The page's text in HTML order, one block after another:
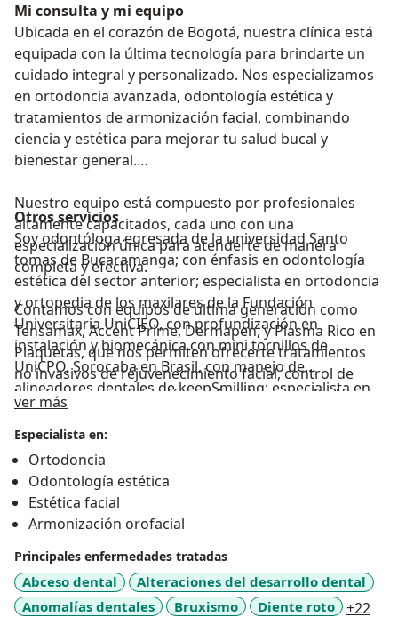
Mi consulta y mi equipo
Ubicada en el corazón de Bogotá, nuestra clínica está
equipada con la última tecnología para brindarte un
cuidado integral y personalizado. Nos especializamos
en ortodoncia avanzada, odontología estética y
tratamientos de armonización facial, combinando
ciencia y estética para mejorar tu salud bucal y
bienestar general.
Nuestro equipo está compuesto por profesionales
altamente capacitados, cada uno con una
especialización única para atenderte de manera
completa y efectiva.
Contamos con equipos de última generación como
Tensamax, Accent Prime, Dermapen, y Plasma Rico en
Plaquetas, que nos permiten ofrecerte tratamientos
no invasivos de rejuvenecimiento facial, control de
bruxismo, y armonización orofacial con resultados
En nuestra clínica, tu bienestar es nuestra prioridad.
Cada miembro de nuestro equipo trabaja con un alto
nivel de dedicación, para brindarte una atención
cercana, profesional y de la más alta calidad.
Otros servicios
Soy odontóloga egresada de la universidad Santo
tomas de Bucaramanga; con énfasis en odontología
estética del sector anterior; especialista en ortodoncia
y ortopedia de los maxilares de la Fundación
Universitaria UniCIEO, con profundización en
instalación y biomecánica con mini tornillos de
UniCPO, Sorocaba en Brasil, con manejo de
alineadores dentales de keepSmilling; especialista en
Armonización Orofacial en UniCPO, Bauru en Brasil.
ver más
Especialista en:
Ortodoncia
Odontología estética
Estética facial
Armonización orofacial
Principales enfermedades tratadas
Abceso dental
Alteraciones del desarrollo dental
Anomalías dentales
Bruxismo Diente roto +22